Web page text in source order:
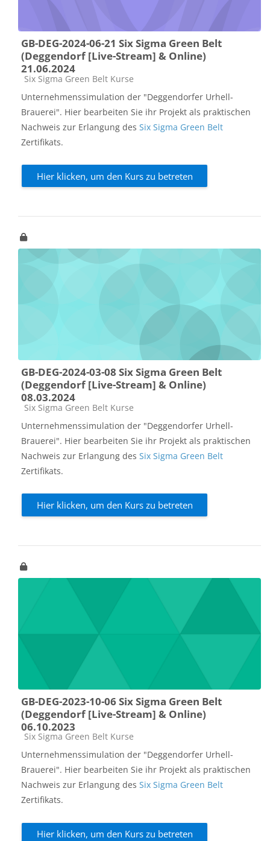
GB-DEG-2024-06-21 Six Sigma Green Belt
(Deggendorf [Live-Stream] & Online)
21.06.2024
Kursbereich
Six Sigma Green Belt Kurse
Unternehmenssimulation der "Deggendorfer Urhell-
Brauerei". Hier bearbeiten Sie ihr Projekt als praktischen
Nachweis zur Erlangung des Six Sigma Green Belt
Zertifikats.
Hier klicken, um den Kurs zu betreten
GB-DEG-2024-03-08 Six Sigma Green Belt
(Deggendorf [Live-Stream] & Online)
08.03.2024
Kursbereich
Six Sigma Green Belt Kurse
Unternehmenssimulation der "Deggendorfer Urhell-
Brauerei". Hier bearbeiten Sie ihr Projekt als praktischen
Nachweis zur Erlangung des Six Sigma Green Belt
Zertifikats.
Hier klicken, um den Kurs zu betreten
GB-DEG-2023-10-06 Six Sigma Green Belt
(Deggendorf [Live-Stream] & Online)
06.10.2023
Kursbereich
Six Sigma Green Belt Kurse
Unternehmenssimulation der "Deggendorfer Urhell-
Brauerei". Hier bearbeiten Sie ihr Projekt als praktischen
Nachweis zur Erlangung des Six Sigma Green Belt
Zertifikats.
Hier klicken, um den Kurs zu betreten